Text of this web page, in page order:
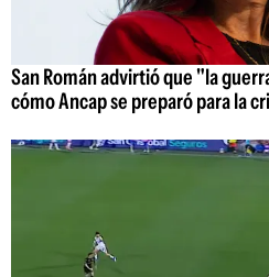
San Román advirtió que "la
cómo Ancap se preparó para la